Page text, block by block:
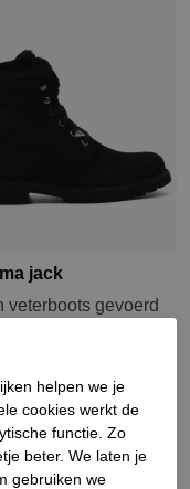
jack
veterboots gevoerd
helpen we je
cookies werkt de
functie. Zo
beter. We laten je
gebruiken we